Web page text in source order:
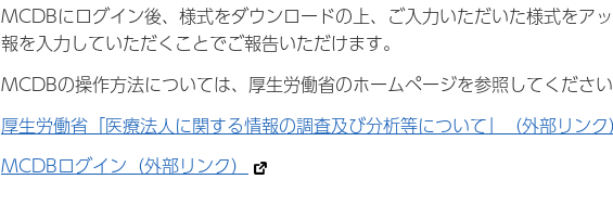
MCDBにログイン後、様式をダウンロードの上、ご入力いただいた様式をア
報を入力していただくことでご報告いただけます。
MCDBの操作方法については、厚生労働省のホームページを参照してください
厚生労働省「医療法人に関する情報の調査及び分析等について」（外部リンク）
MCDBログイン（外部リンク）